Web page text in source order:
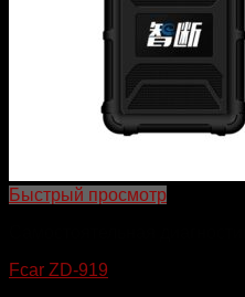
Быстрый просмотр
Fcar ZD-919